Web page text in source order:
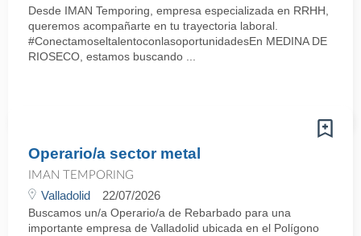
Desde IMAN Temporing, empresa especializada en RRHH,
queremos acompañarte en tu trayectoria laboral.
#ConectamoseltalentoconlasoportunidadesEn MEDINA DE
RIOSECO, estamos buscando ...
Operario/a sector metal
IMAN TEMPORING
Valladolid 22/07/2026
Buscamos un/a Operario/a de Rebarbado para una
importante empresa de Valladolid ubicada en el Polígono